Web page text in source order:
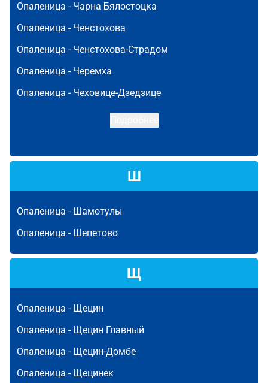
Опаленица - Чарна Бялостоцка
Опаленица - Ченстохова
Опаленица - Ченстохова-Страдом
Опаленица - Черемха
Опаленица - Чеховице-Дзедзице
Ш
Опаленица - Шамотулы
Опаленица - Шепетово
Щ
Опаленица - Щецин
Опаленица - Щецин Главный
Опаленица - Щецин-Домбе
Опаленица - Щецинек